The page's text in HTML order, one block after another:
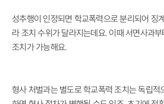
성추행이 인정되면 학교폭력으로 분리되어 징
라 조치 수위가 달라지는데요. 이때 서면사과
조치가 가능해요.
형사 처벌과는 별도로 학교폭력 조치는 독립적